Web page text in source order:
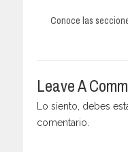
Conoce las
Leave A
Lo siento, debes
comentario.